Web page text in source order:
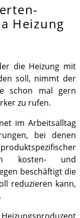
Heizung
die Heizung mit
soll, nimmt der
schon mal gern
zu rufen.
im Arbeitsalltag
bei denen
kosten- und
beschäftigt die
reduzieren kann,